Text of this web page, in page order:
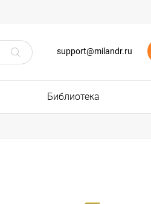
support@milandr.ru
Библиотека